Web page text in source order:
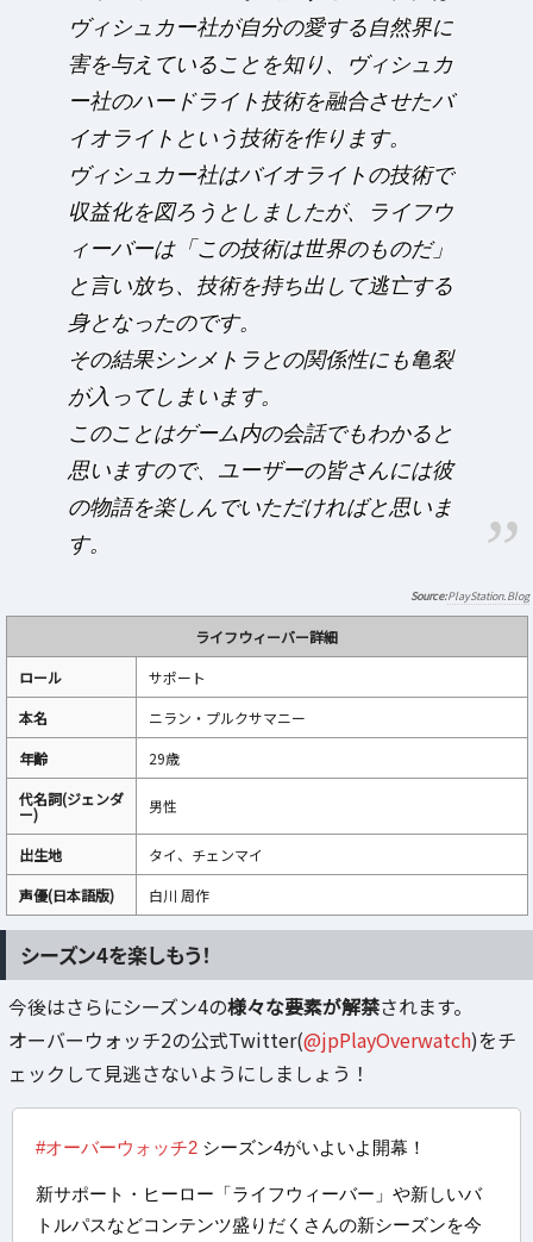
ヴィシュカー社が自分の愛する自然界に
害を与えていることを知り、ヴィシュカ
ー社のハードライト技術を融合させたバ
イオライトという技術を作ります。
ヴィシュカー社はバイオライトの技術で
収益化を図ろうとしましたが、ライフウ
ィーバーは「この技術は世界のものだ」
と言い放ち、技術を持ち出して逃亡する
身となったのです。
その結果シンメトラとの関係性にも亀裂
が入ってしまいます。
このことはゲーム内の会話でもわかると
思いますので、ユーザーの皆さんには彼
の物語を楽しんでいただければと思いま
す。
PlayStation.Blog
ライフウィーバー詳細
ロール
サポート
本名
ニラン・プルクサマニー
年齢
29歳
代名詞(ジェンダ
ー) 男性
出生地
タイ、チェンマイ
声優(日本語版)
白川 周作
シーズン4を楽しもう！
今後はさらにシーズン4の様々な要素が解禁されます。
オーバーウォッチ2の公式Twitter(@jpPlayOverwatch)をチ
ェックして見逃さないようにしましょう！
#オーバーウォッチ2 シーズン4がいよいよ開幕！
新サポート・ヒーロー「ライフウィーバー」や新しいバ
トルパスなどコンテンツ盛りだくさんの新シーズンを今